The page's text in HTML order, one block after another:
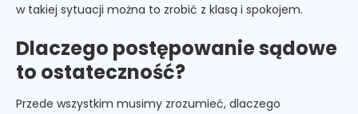
w takiej sytuacji można to zrobić z klasą i spokojem.
Dlaczego postępowanie sądowe
to ostateczność?
Przede wszystkim musimy zrozumieć, dlaczego